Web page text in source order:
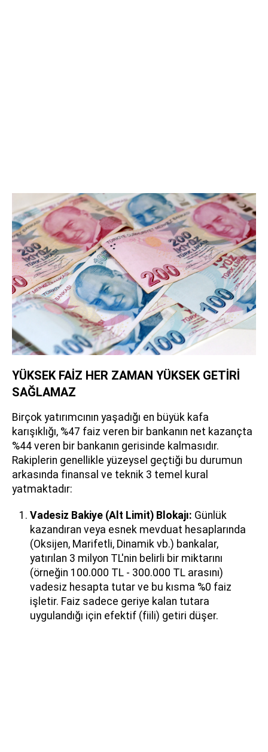
YÜKSEK FAİZ HER ZAMAN YÜKSEK GETİRİ
SAĞLAMAZ
Birçok yatırımcının yaşadığı en büyük kafa
karışıklığı, %47 faiz veren bir bankanın net kazançta
%44 veren bir bankanın gerisinde kalmasıdır.
Rakiplerin genellikle yüzeysel geçtiği bu durumun
arkasında finansal ve teknik 3 temel kural
yatmaktadır:
Vadesiz Bakiye (Alt Limit) Blokajı: Günlük
kazandıran veya esnek mevduat hesaplarında
(Oksijen, Marifetli, Dinamik vb.) bankalar,
yatırılan 3 milyon TL'nin belirli bir miktarını
(örneğin 100.000 TL - 300.000 TL arasını)
vadesiz hesapta tutar ve bu kısma %0 faiz
işletir. Faiz sadece geriye kalan tutara
uygulandığı için efektif (fiili) getiri düşer.